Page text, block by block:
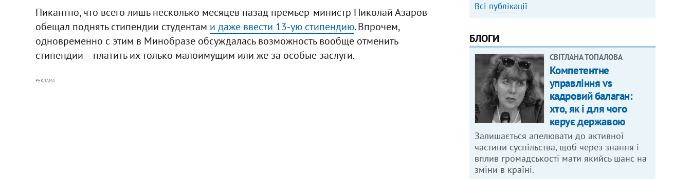
Пикантно, что всего лишь несколько месяцев назад премьер-министр Николай Азаров
обещал поднять стипендии студентам и даже ввести 13-ую стипендию. Впрочем,
одновременно с этим в Минобразе обсуждалась возможность вообще отменить
стипендии – платить их только малоимущим или же за особые заслуги.
РЕКЛАМА
Всі публікації
БЛОГИ
СВІТЛАНА ТОПАЛОВА
Компетентне
управління vs
кадровий балаган:
хто, як і для чого
керує державою
Залишається апелювати до активної
частини суспільства, щоб через знання і
вплив громадськості мати якийсь шанс на
зміни в країні.